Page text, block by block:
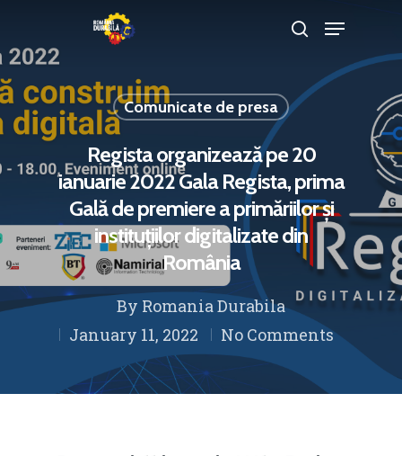
Hit enter to search or ESC to close
Comunicate de presa
Regista organizează pe 20
ianuarie 2022 Gala Regista, prima
Gală de premiere a primăriilor și
instituțiilor digitalizate din
România
By Romania Durabila
January 11, 2022
No Comments